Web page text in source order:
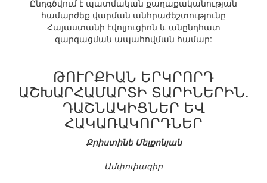
Ընդգծվում է պատմական քաղաքականության
համարժեք վարման անհրաժեշտությունը
Հայաստանի էվոլյուցիոն և անընդհատ
զարգացման ապահովման համար:
ԹՈՒՐՔԻԱՆ ԵՐԿՐՈՐԴ
ԱՇԽԱՐՀԱՄԱՐՏԻ ՏԱՐԻՆԵՐԻՆ.
ԴԱՇՆԱԿԻՑՆԵՐ ԵՎ
ՀԱԿԱՌԱԿՈՐԴՆԵՐ
Քրիստինե Մելքոնյան
Ամփոփագիր